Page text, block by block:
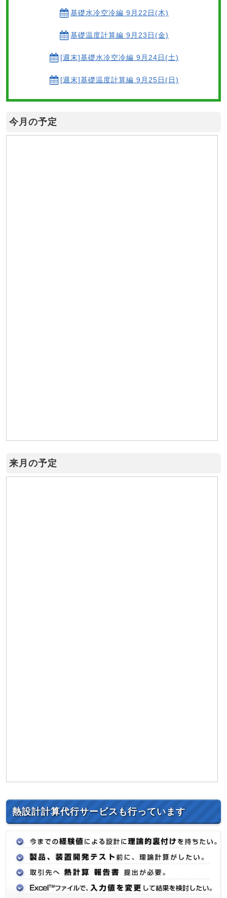
基礎水冷空冷編 9月22日(木)
基礎温度計算編 9月23日(金)
[週末]基礎水冷空冷編 9月24日(土)
[週末]基礎温度計算編 9月25日(日)
今月の予定
来月の予定
熱設計計算代行サービスも行っています